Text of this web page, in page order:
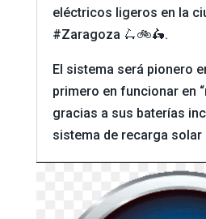
eléctricos ligeros en la
#Zaragoza 🛴🚲🛵.
El sistema será pionero
primero en funcionar en
gracias a sus baterías
sistema de recarga solar